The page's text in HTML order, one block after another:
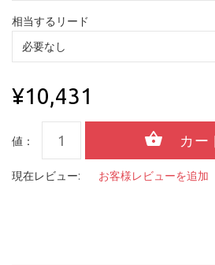
相当するリード
¥10,431
値：
現在レビュー: お客様レビューを追加